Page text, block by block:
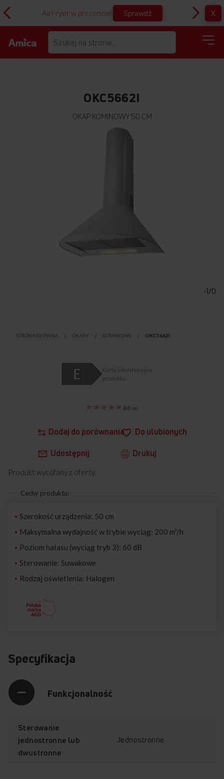
AirFryer w prezencie! Sprawdź X
OKC5662I
OKAP KOMINOWY 50 CM
-1/0
STRONA GŁÓWNA OKAPY KOMINOWE OKC5662I
Dodaj do porównania Do ulubionych
Udostępnij Drukuj
0.0 (0)
Karta informacyjna
produktu
Produkt wycofany z oferty.
Cechy produktu:
Szerokość urządzenia: 50 cm
Maksymalna wydajność w trybie wyciąg: 200 m³/h
Poziom hałasu (wyciąg tryb 3): 60 dB
Sterowanie: Suwakowe
Rodzaj oświetlenia: Halogen
Specyfikacja
Funkcjonalność
Sterowanie
jednostronne lub
dwustronne
Jednostronne